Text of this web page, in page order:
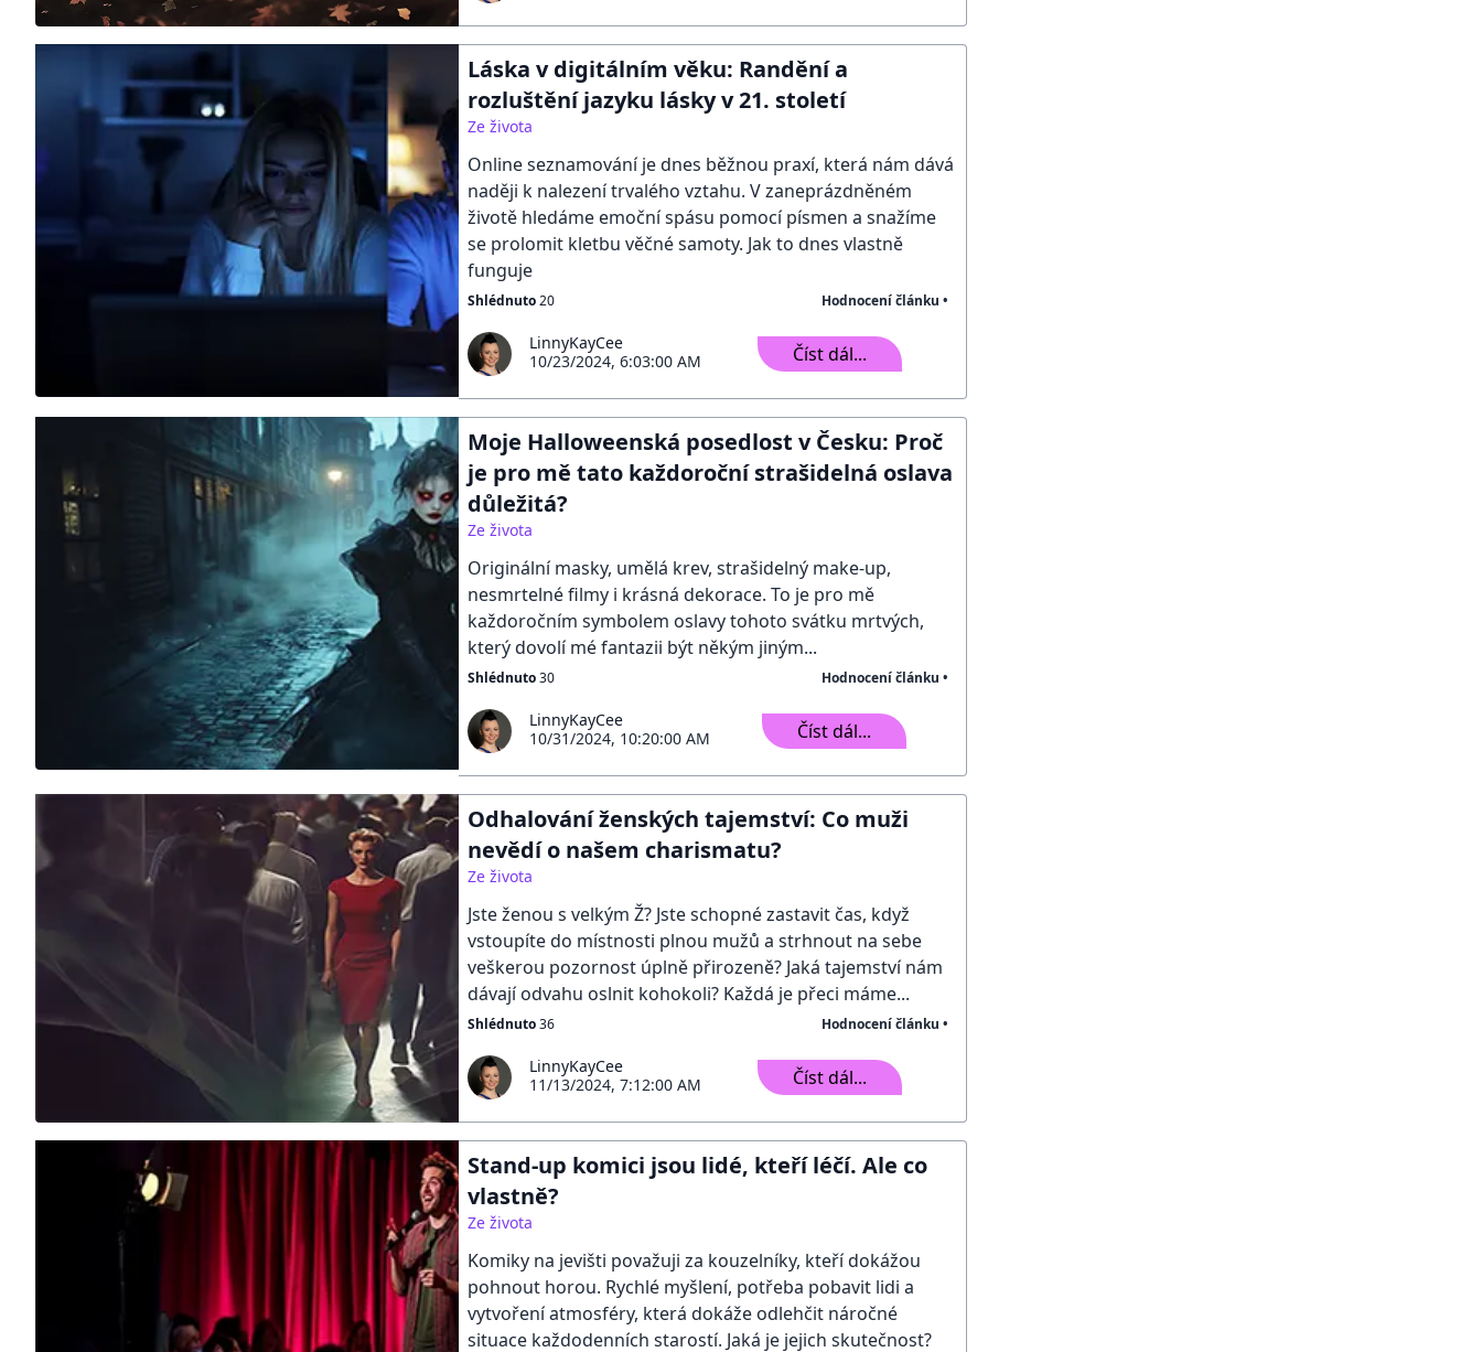
Láska v digitálním věku: Randění a
rozluštění jazyku lásky v 21. století
Ze života
Online seznamování je dnes běžnou praxí, která nám dává
naději k nalezení trvalého vztahu. V zaneprázdněném
životě hledáme emoční spásu pomocí písmen a snažíme
se prolomit kletbu věčné samoty. Jak to dnes vlastně
funguje
Shlédnuto20 Hodnocení článku •
LinnyKayCee
10/23/2024, 6:03:00 AM
Číst dál...
Moje Halloweenská posedlost v Česku: Proč
je pro mě tato každoroční strašidelná oslava
důležitá?
Ze života
Originální masky, umělá krev, strašidelný make-up,
nesmrtelné filmy i krásná dekorace. To je pro mě
každoročním symbolem oslavy tohoto svátku mrtvých,
který dovolí mé fantazii být někým jiným...
Shlédnuto30 Hodnocení článku •
LinnyKayCee
10/31/2024, 10:20:00 AM
Číst dál...
Odhalování ženských tajemství: Co muži
nevědí o našem charismatu?
Ze života
Jste ženou s velkým Ž? Jste schopné zastavit čas, když
vstoupíte do místnosti plnou mužů a strhnout na sebe
veškerou pozornost úplně přirozeně? Jaká tajemství nám
dávají odvahu oslnit kohokoli? Každá je přeci máme...
Shlédnuto36 Hodnocení článku •
LinnyKayCee
11/13/2024, 7:12:00 AM
Číst dál...
Stand-up komici jsou lidé, kteří léčí. Ale co
vlastně?
Ze života
Komiky na jevišti považuji za kouzelníky, kteří dokážou
pohnout horou. Rychlé myšlení, potřeba pobavit lidi a
vytvoření atmosféry, která dokáže odlehčit náročné
situace každodenních starostí. Jaká je jejich skutečnost?